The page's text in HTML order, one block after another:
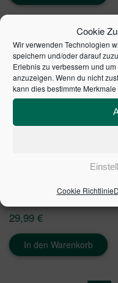
Cookie
Wir verwenden Technologien
speichern und/oder darauf
Erlebnis zu verbessern und
anzuzeigen. Wenn du nicht
kann dies bestimmte
Cookie Richtlinie
29,99 €
In den Warenkorb